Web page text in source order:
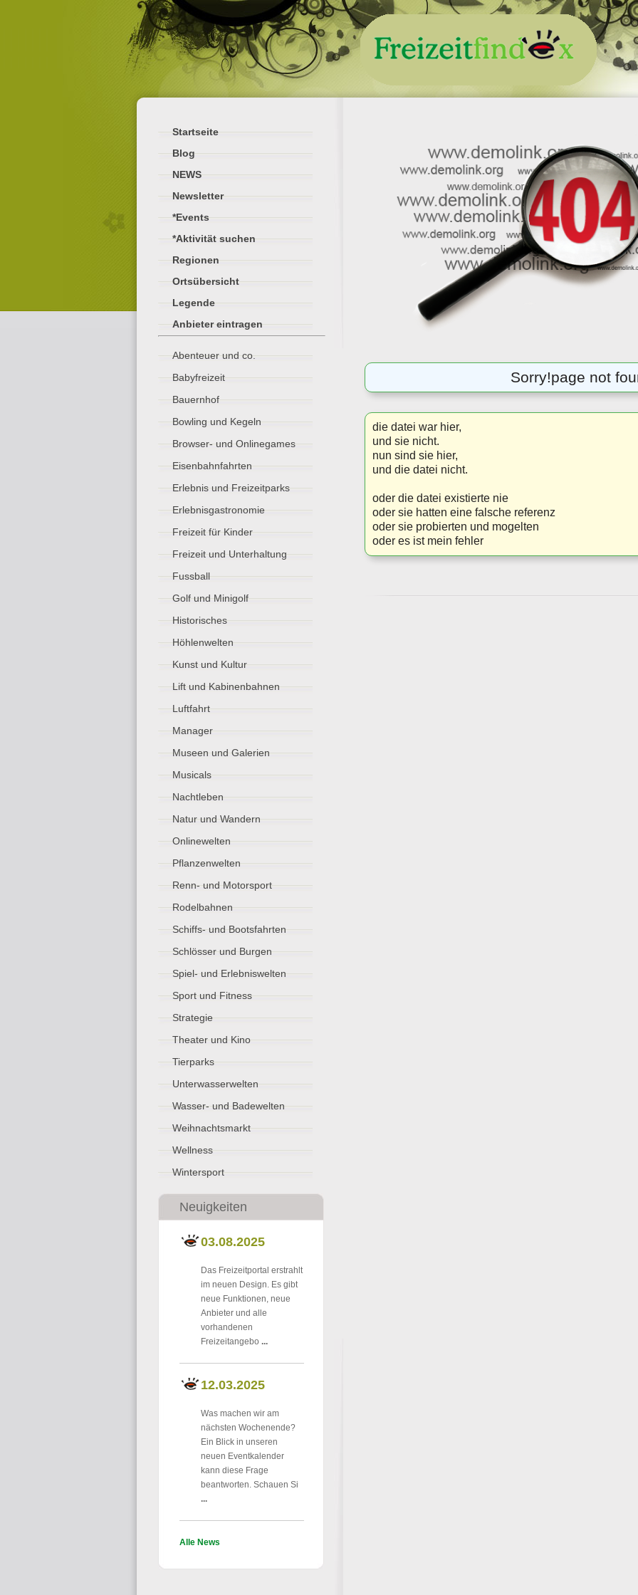
Startseite
Blog
NEWS
Newsletter
*Events
*Aktivität suchen
Regionen
Ortsübersicht
Legende
Anbieter eintragen
Abenteuer und co.
Babyfreizeit
Bauernhof
Bowling und Kegeln
Browser- und Onlinegames
Eisenbahnfahrten
Erlebnis und Freizeitparks
Erlebnisgastronomie
Freizeit für Kinder
Freizeit und Unterhaltung
Fussball
Golf und Minigolf
Historisches
Höhlenwelten
Kunst und Kultur
Lift und Kabinenbahnen
Luftfahrt
Manager
Museen und Galerien
Musicals
Nachtleben
Natur und Wandern
Onlinewelten
Pflanzenwelten
Renn- und Motorsport
Rodelbahnen
Schiffs- und Bootsfahrten
Schlösser und Burgen
Spiel- und Erlebniswelten
Sport und Fitness
Strategie
Theater und Kino
Tierparks
Unterwasserwelten
Wasser- und Badewelten
Weihnachtsmarkt
Wellness
Wintersport
Neuigkeiten
03.08.2025
Das Freizeitportal erstrahlt
im neuen Design. Es gibt
neue Funktionen, neue
Anbieter und alle
vorhandenen
Freizeitangebo ...
12.03.2025
Was machen wir am
nächsten Wochenende?
Ein Blick in unseren
neuen Eventkalender
kann diese Frage
beantworten. Schauen Si
...
Alle News
Sorry!page not
die datei war hier,
und sie nicht.
nun sind sie hier,
und die datei nicht.
oder die datei existierte nie
oder sie hatten eine falsche referenz
oder sie probierten und mogelten
oder es ist mein fehler